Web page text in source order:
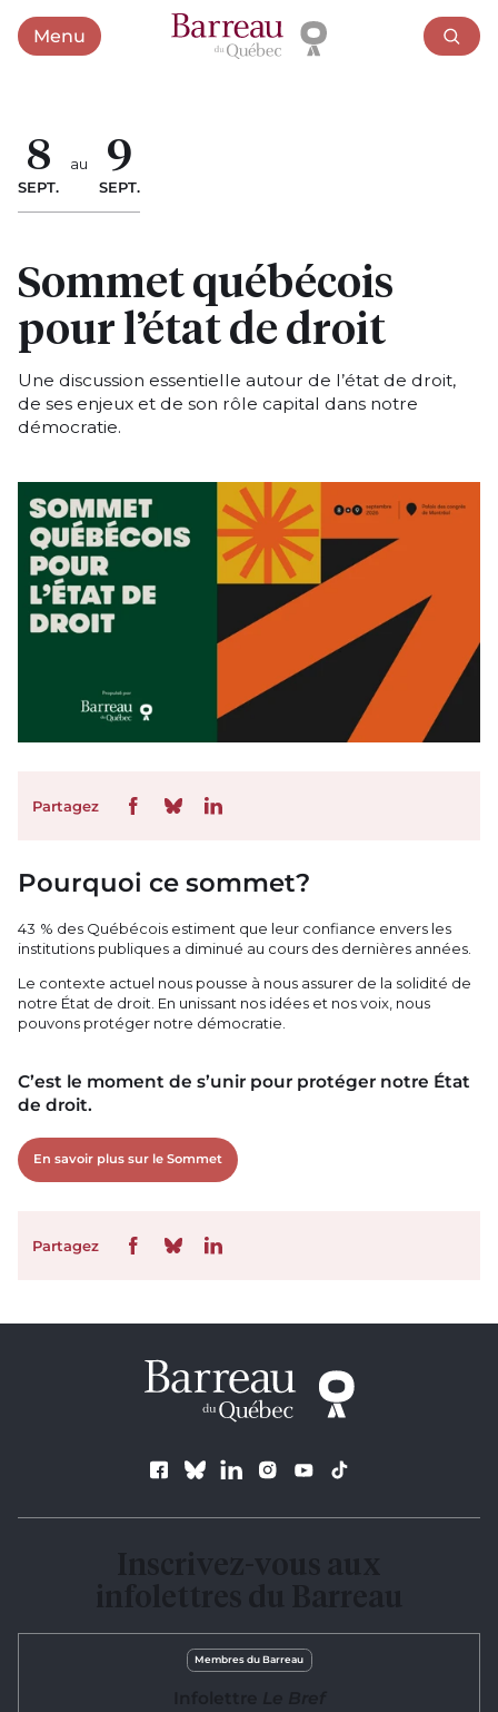
MenuOuvrir le menu
8
SEPT.
au 9
SEPT.
Sommet québécois
pour l’état de droit
Une discussion essentielle autour de l’état de droit,
de ses enjeux et de son rôle capital dans notre
démocratie.
Partagez
Pourquoi ce sommet?
43 % des Québécois estiment que leur confiance envers les
institutions publiques a diminué au cours des dernières années.
Le contexte actuel nous pousse à nous assurer de la solidité de
notre État de droit. En unissant nos idées et nos voix, nous
pouvons protéger notre démocratie.
C’est le moment de s’unir pour protéger notre État
de droit.
En savoir plus sur le Sommet
Partagez
Suivez le Barreau
Membres du Barreau